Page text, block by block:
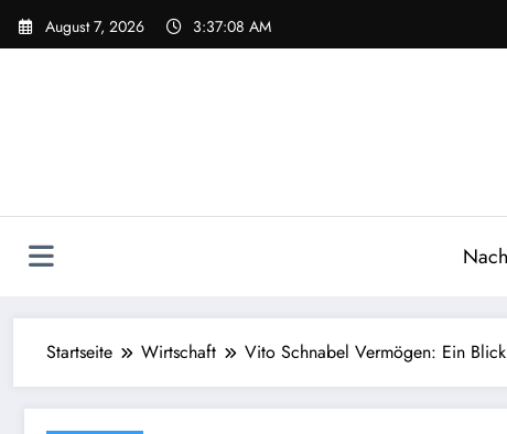
Zum
Inhalt
August 7, 2026 3:37:09 AM
Startseite Wirtschaft Vito Schnabel Vermögen: Ein